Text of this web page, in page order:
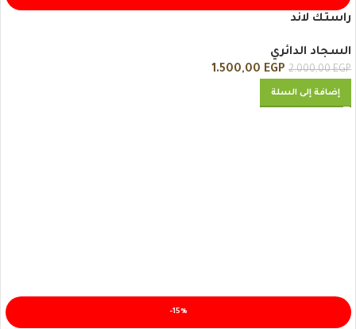
راستك لاند
السجاد الدائري
2.000,00EGP
1.500,00 EGP
إضافة إلى السلة
-15%